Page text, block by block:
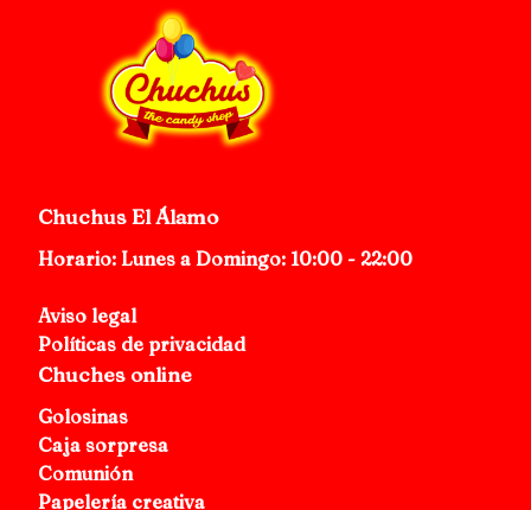
Chuchus El Álamo
Horario: Lunes a Domingo: 10:00 - 22:00
Aviso legal
Políticas de privacidad
Chuches online
Golosinas
Caja sorpresa
Comunión
Papelería creativa